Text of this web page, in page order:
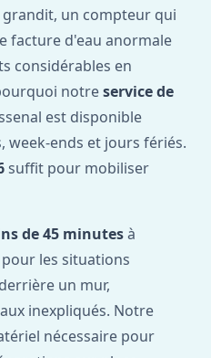
un compteur qui
facture d'eau anormale
considérables en
notreservice de
est disponible
week-ends et jours fériés.
suffit pour mobiliser
de 45 minutesà
les situations
un mur,
inexpliqués. Notre
nécessaire pour